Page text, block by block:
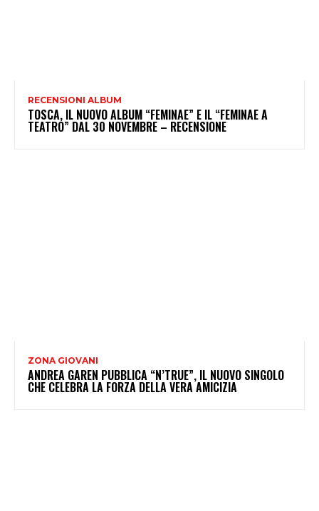
RECENSIONI ALBUM
TOSCA, IL NUOVO ALBUM “FEMINAE” E IL “FEMINAE A
TEATRO” DAL 30 NOVEMBRE – RECENSIONE
ZONA GIOVANI
ANDREA GAREN PUBBLICA “N’TRUE”, IL NUOVO SINGOLO
CHE CELEBRA LA FORZA DELLA VERA AMICIZIA